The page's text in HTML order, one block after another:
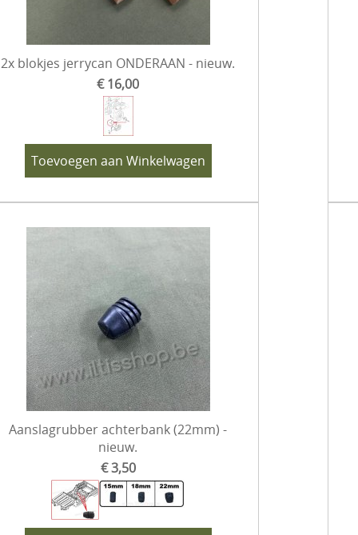
2x blokjes jerrycan ONDERAAN - nieuw.
€ 16,00
Toevoegen aan Winkelwagen
Aanslagrubber achterbank (22mm) -
nieuw.
€ 3,50